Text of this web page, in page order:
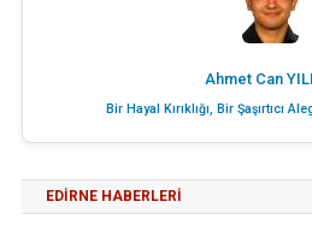
Ahmet Can
Bir Hayal Kırıklığı, Bir Şaşırtıcı
EDIRNE HABERLERI